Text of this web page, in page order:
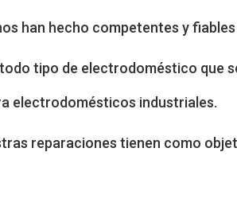
han hecho competentes y
tipo de electrodoméstico que
electrodomésticos industriales.
reparaciones tienen como